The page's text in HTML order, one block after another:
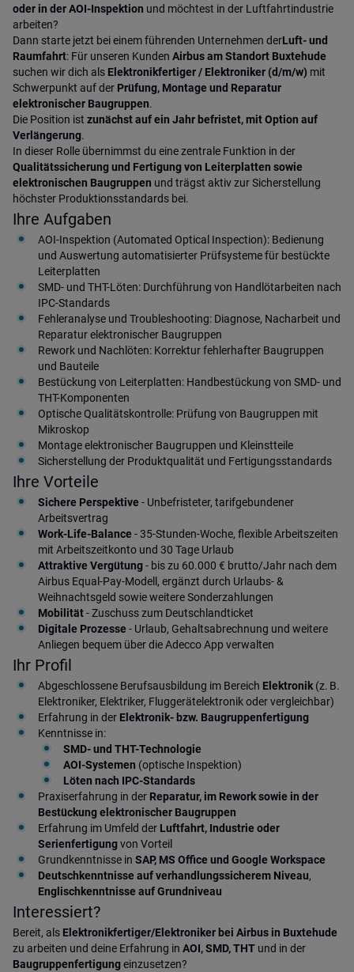
oder in der AOI-Inspektion und möchtest in der Luftfahrtindustrie
arbeiten?
Dann starte jetzt bei einem führenden Unternehmen derLuft- und
Raumfahrt: Für unseren Kunden Airbus am Standort Buxtehude
suchen wir dich als Elektronikfertiger / Elektroniker (d/m/w) mit
Schwerpunkt auf der Prüfung, Montage und Reparatur
elektronischer Baugruppen.
Die Position ist zunächst auf ein Jahr befristet, mit Option auf
Verlängerung.
In dieser Rolle übernimmst du eine zentrale Funktion in der
Qualitätssicherung und Fertigung von Leiterplatten sowie
elektronischen Baugruppen und trägst aktiv zur Sicherstellung
höchster Produktionsstandards bei.
Ihre Aufgaben
AOI-Inspektion (Automated Optical Inspection): Bedienung
und Auswertung automatisierter Prüfsysteme für bestückte
Leiterplatten
SMD- und THT-Löten: Durchführung von Handlötarbeiten nach
IPC-Standards
Fehleranalyse und Troubleshooting: Diagnose, Nacharbeit und
Reparatur elektronischer Baugruppen
Rework und Nachlöten: Korrektur fehlerhafter Baugruppen
und Bauteile
Bestückung von Leiterplatten: Handbestückung von SMD- und
THT-Komponenten
Optische Qualitätskontrolle: Prüfung von Baugruppen mit
Mikroskop
Montage elektronischer Baugruppen und Kleinstteile
Sicherstellung der Produktqualität und Fertigungsstandards
Ihre Vorteile
Sichere Perspektive - Unbefristeter, tarifgebundener
Arbeitsvertrag
Work-Life-Balance - 35-Stunden-Woche, flexible Arbeitszeiten
mit Arbeitszeitkonto und 30 Tage Urlaub
Attraktive Vergütung- bis zu 60.000 € brutto/Jahr nach dem
Airbus Equal-Pay-Modell, ergänzt durch Urlaubs- &
Weihnachtsgeld sowie weitere Sonderzahlungen
Mobilität- Zuschuss zum Deutschlandticket
Digitale Prozesse - Urlaub, Gehaltsabrechnung und weitere
Anliegen bequem über die Adecco App verwalten
Ihr Profil
Abgeschlossene Berufsausbildung im Bereich Elektronik (z. B.
Elektroniker, Elektriker, Fluggerätelektronik oder vergleichbar)
Erfahrung in der Elektronik- bzw. Baugruppenfertigung
Kenntnisse in:
SMD- und THT-Technologie
AOI-Systemen (optische Inspektion)
Löten nach IPC-Standards
Praxiserfahrung in der Reparatur, im Rework sowie in der
Bestückung elektronischer Baugruppen
Erfahrung im Umfeld der Luftfahrt, Industrie oder
Serienfertigungvon Vorteil
Grundkenntnisse in SAP, MS Office und Google Workspace
Deutschkenntnisse auf verhandlungssicherem Niveau,
Englischkenntnisse auf Grundniveau
Interessiert?
Bereit, als Elektronikfertiger/Elektroniker bei Airbus in Buxtehude
zu arbeiten und deine Erfahrung in AOI, SMD, THT und in der
Baugruppenfertigungeinzusetzen?